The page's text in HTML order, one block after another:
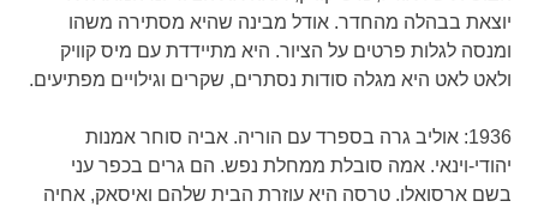
יוצאת בבהלה מהחדר. אודל מבינה שהיא מסתירה משהו
ומנסה לגלות פרטים על הציור. היא מתיידדת עם מיס קוויק
ולאט לאט היא מגלה סודות נסתרים, שקרים וגילויים מפתיעים.
1936: אוליב גרה בספרד עם הוריה. אביה סוחר אמנות
יהודי-וינאי. אמה סובלת ממחלת נפש. הם גרים בכפר עני
בשם ארסואלו. טרסה היא עוזרת הבית שלהם ואיסאק, אחיה